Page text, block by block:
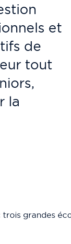
et
de
tout
la
grandes